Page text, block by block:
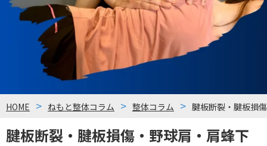
腱板断裂・腱板損傷・野球肩・肩蜂下
HOME ねもと整体コラム 整体コラム 腱板断裂・腱板損